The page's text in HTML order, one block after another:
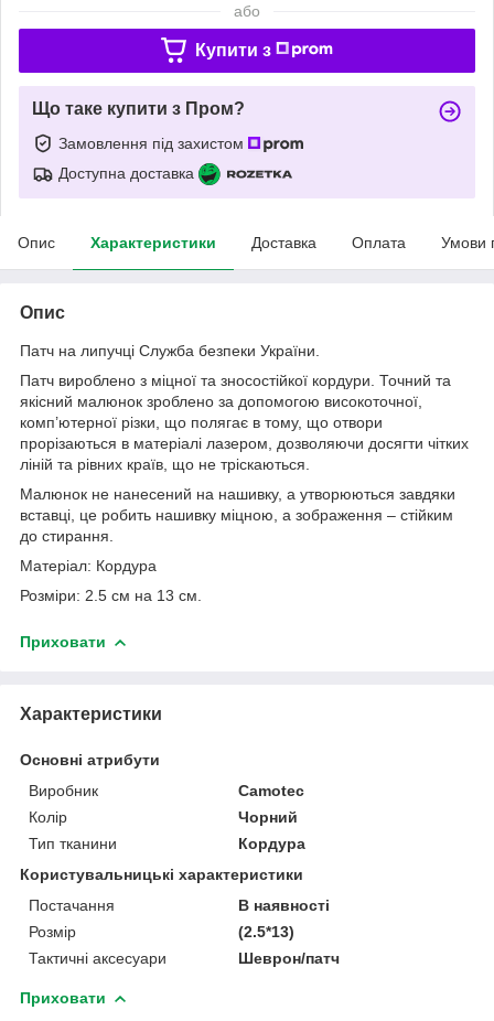
або
Купити з
Що таке купити з Пром?
Замовлення під захистом
Доступна доставка
Опис Характеристики Доставка Оплата Умови
Опис
Патч на липучці Служба безпеки України.
Патч вироблено з міцної та зносостійкої кордури. Точний та
якісний малюнок зроблено за допомогою високоточної,
комп’ютерної різки, що полягає в тому, що отвори
прорізаються в матеріалі лазером, дозволяючи досягти чітких
ліній та рівних країв, що не тріскаються.
Малюнок не нанесений на нашивку, а утворюються завдяки
вставці, це робить нашивку міцною, а зображення – стійким
до стирання.
Матеріал: Кордура
Розміри: 2.5 см на 13 см.
Приховати
Характеристики
Основні атрибути
Виробник
Camotec
Колір
Чорний
Тип тканини
Кордура
Користувальницькі характеристики
Постачання
В наявності
Розмір
(2.5*13)
Тактичні аксесуари
Шеврон/патч
Приховати